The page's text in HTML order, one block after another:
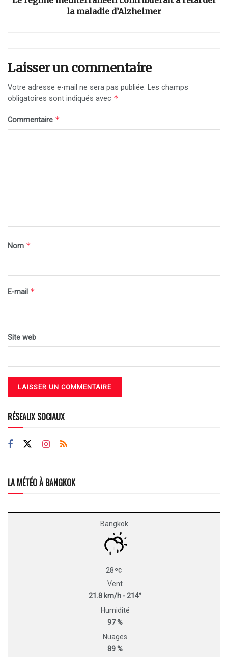
la maladie d’Alzheimer
Laisser un commentaire
Votre adresse e-mail ne sera pas publiée. Les champs
obligatoires sont indiqués avec *
Commentaire *
Nom *
E-mail *
Site web
RÉSEAUX SOCIAUX
LA MÉTÉO À BANGKOK
Bangkok
28
Vent
21.8 km/h - 214°
Humidité
97 %
Nuages
89 %